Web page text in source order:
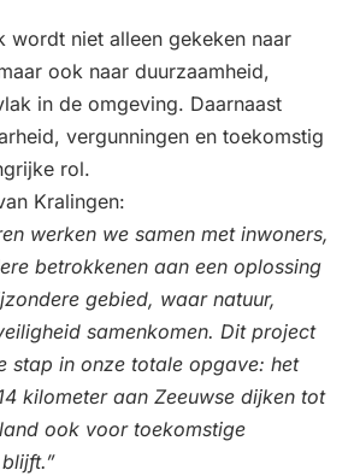
wordt niet alleen gekeken naar
ook naar duurzaamheid,
in de omgeving. Daarnaast
vergunningen en toekomstig
rol.
Kralingen:
werken we samen met inwoners,
betrokkenen aan een oplossing
gebied, waar natuur,
samenkomen. Dit project
stap in onze totale opgave: het
kilometer aan Zeeuwse dijken tot
ook voor toekomstige